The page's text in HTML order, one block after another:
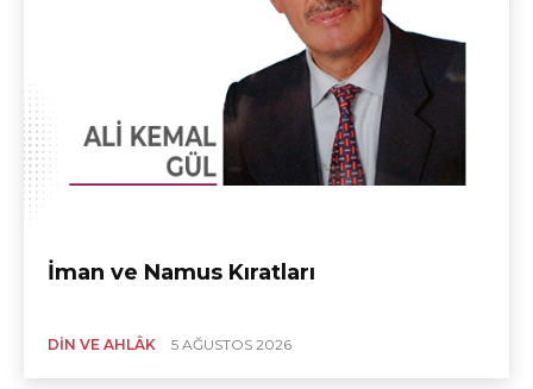
İman ve Namus Kıratları
DIN VE AHLÂK 5 AĞUSTOS 2026